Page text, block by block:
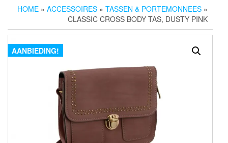
HOME » ACCESSOIRES » TASSEN & PORTEMONNEES »
CLASSIC CROSS BODY TAS, DUSTY PINK
AANBIEDING!